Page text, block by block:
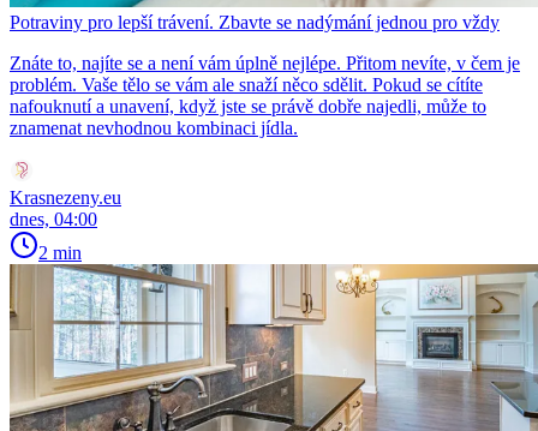
Potraviny pro lepší trávení. Zbavte se nadýmání jednou pro vždy
Znáte to, najíte se a není vám úplně nejlépe. Přitom nevíte, v čem je
problém. Vaše tělo se vám ale snaží něco sdělit. Pokud se cítíte
nafouknutí a unavení, když jste se právě dobře najedli, může to
znamenat nevhodnou kombinaci jídla.
Krasnezeny.eu
dnes, 04:00
2 min